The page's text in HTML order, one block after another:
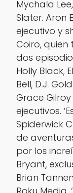
Mychala
Slater. Aron
ejecutivo y
Coiro,
dos
Holly Black,
Bell, D.J.
Grace
ejecutivos.
Spiderwick
de
por los
Bryant,
Brian